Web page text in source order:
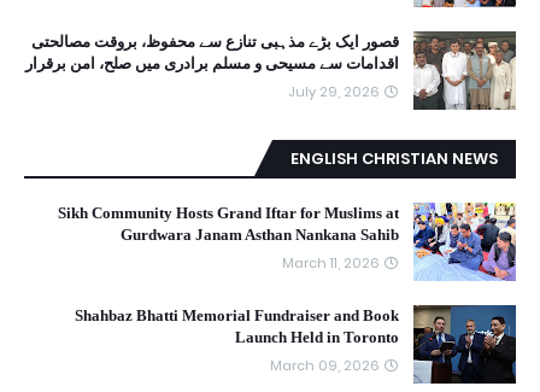
قصور ایک بڑے مذہبی تنازع سے محفوظ، بروقت مصالحتی
اقدامات سے مسیحی و مسلم برادری میں صلح، امن برقرار
July 29, 2026
ENGLISH CHRISTIAN NEWS
Sikh Community Hosts Grand Iftar for Muslims at
Gurdwara Janam Asthan Nankana Sahib
March 11, 2026
Shahbaz Bhatti Memorial Fundraiser and Book
Launch Held in Toronto
March 09, 2026